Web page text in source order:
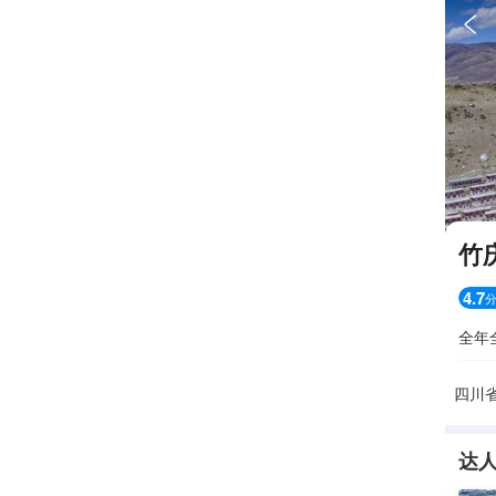

竹
4.7分
全年
四川
达